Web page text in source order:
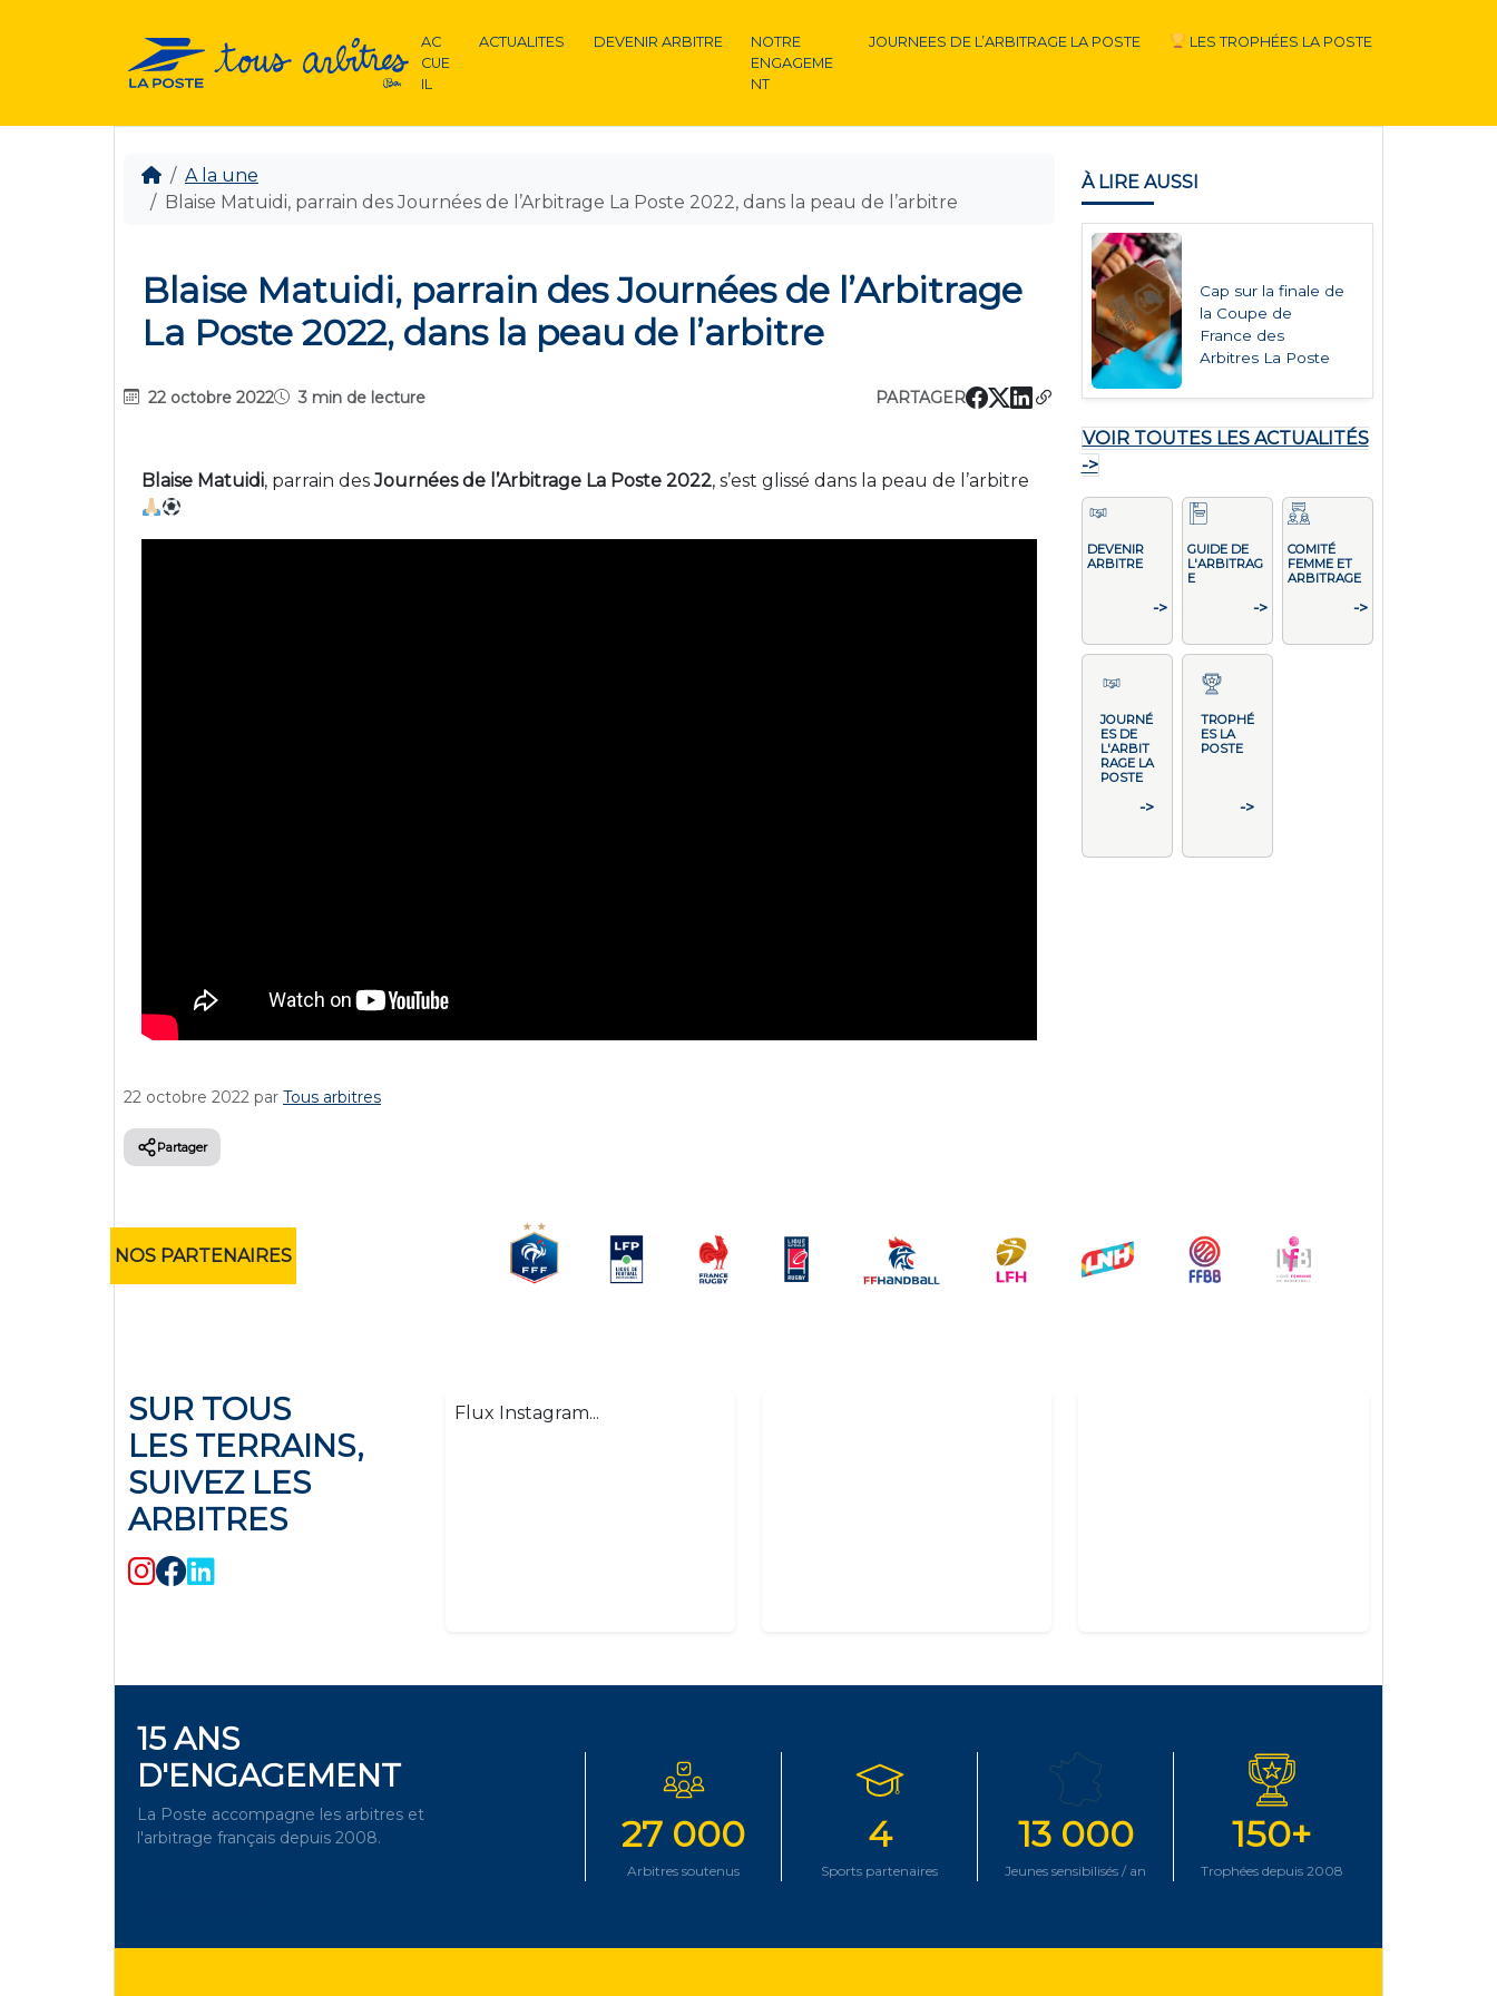
AC
CUE
IL
ACTUALITES DEVENIR ARBITRE
NOTRE
ENGAGEME
NT
JOURNEES DE L’ARBITRAGE LA POSTE LES TROPHÉES LA POSTE
A la une
Blaise Matuidi, parrain des Journées de l’Arbitrage La Poste 2022, dans la peau de l’arbitre
Blaise Matuidi, parrain des Journées de l’Arbitrage
La Poste 2022, dans la peau de l’arbitre
22 octobre 2022 3 min de lecture PARTAGER
Blaise Matuidi, parrain desJournées de l’Arbitrage La Poste 2022, s’est glissé dans la peau de l’arbitre
22 octobre 2022 par Tous arbitres
Partager
À LIRE AUSSI
Cap sur la finale de
la Coupe de
France des
Arbitres La Poste
VOIR TOUTES LES ACTUALITÉS
->
DEVENIR
ARBITRE
->
GUIDE DE
L'ARBITRAG
E
->
COMITÉ
FEMME ET
ARBITRAGE
->
JOURNÉ
ES DE
L'ARBIT
RAGE LA
POSTE
->
TROPHÉ
ES LA
POSTE
->
NOS PARTENAIRES
SUR TOUS
LES TERRAINS,
SUIVEZ LES
ARBITRES
Flux Instagram...
15 ANS
D'ENGAGEMENT
La Poste accompagne les arbitres et
l'arbitrage français depuis 2008.
27 000
Arbitres soutenus
4
Sports partenaires
13 000
Jeunes sensibilisés / an
150+
Trophées depuis 2008